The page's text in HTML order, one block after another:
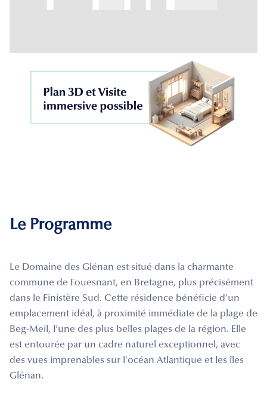
Le Programme
Le Domaine des Glénan est situé dans la charmante
commune de Fouesnant, en Bretagne, plus précisément
dans le Finistère Sud. Cette résidence bénéficie d’un
emplacement idéal, à proximité immédiate de la plage de
Beg-Meil, l’une des plus belles plages de la région. Elle
est entourée par un cadre naturel exceptionnel, avec
des vues imprenables sur l'océan Atlantique et les îles
Glénan.